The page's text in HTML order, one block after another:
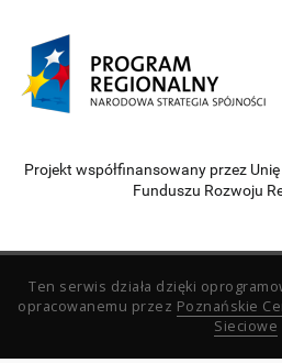
Projekt współfinansowany przez
Funduszu Rozwoju
Ten serwis działa dzięki
opracowanemu przez Poznańskie
Sieciowe